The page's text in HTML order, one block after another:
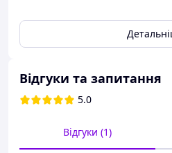
Акумуляторна вакуумна
професійної роботи з
плиткою, керамогранітом,
Завдяки вбудованому
присоска забезпечує
Відгуки та запитання
5.0
Відгуки (1)